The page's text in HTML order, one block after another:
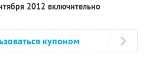
2012 включительно
купоном